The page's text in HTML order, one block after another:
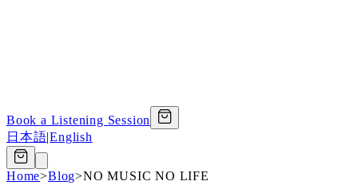
Book a Listening Session
日本語|English
Home>Blog>NO MUSIC NO LIFE